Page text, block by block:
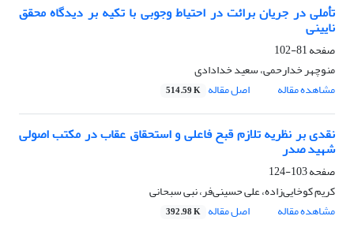
تأملی در جریان برائت در احتیاط وجوبی با تکیه بر دیدگاه محقق
نایینی
صفحه81-102
منوچهر خدارحمی، سعید خدادادی
مشاهده مقاله
اصل مقاله 514.59 K
نقدی بر نظریه‌ تلازم قبح فاعلی و استحقاق عقاب در مکتب اصولی
شهید صدر
صفحه103-124
کریم کوخایی‌زاده، علی حسینی‌فر، نبی سبحانی
مشاهده مقاله
اصل مقاله 392.98 K